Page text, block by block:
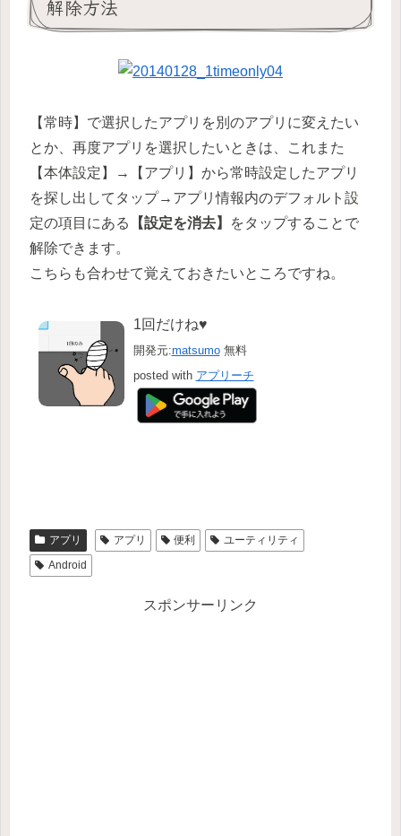
解除方法
【常時】で選択したアプリを別のアプリに変えたい
とか、再度アプリを選択したいときは、これまた
【本体設定】→【アプリ】から常時設定したアプリ
を探し出してタップ→アプリ情報内のデフォルト設
定の項目にある
【設定を消去】
をタップすることで
解除できます。
こちらも合わせて覚えておきたいところですね。
1回だけね♥
開発元:matsumo 無料
posted with アプリーチ
アプリ アプリ 便利
ユーティリティ
Android
スポンサーリンク